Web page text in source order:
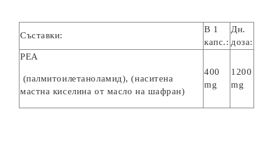
Съставки:
В 1
капс.:
Дн.
доза:
PEA
(палмитоилетаноламид), (наситена
мастна киселина от масло на шафран)
400
mg
1200
mg